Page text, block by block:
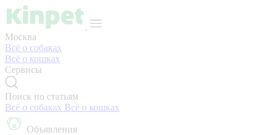
Москва
Всё о собаках
Всё о кошках
Сервисы
Поиск по статьям
Всё о собаках Всё о кошках
Объявления